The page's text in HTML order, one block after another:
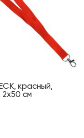
красный,
2х50 см